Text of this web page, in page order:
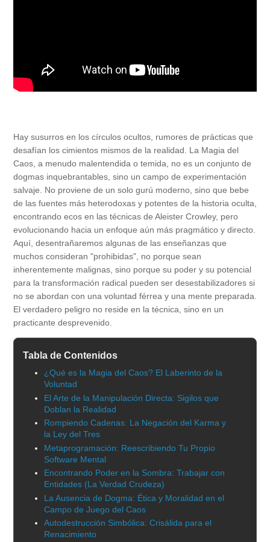
Hay susurros en los círculos ocultos, rumores de prácticas que
desafían los cimientos mismos de la realidad. La Magia del
Caos, a menudo malentendida o temida, no es un conjunto de
dogmas inquebrantables, sino un campo de experimentación
salvaje. No proviene de un solo gurú moderno, sino que bebe
de las fuentes más heterodoxas y potentes de la historia oculta,
encontrando ecos en las técnicas de Aleister Crowley, pero
evolucionando hacia un enfoque aún más pragmático y directo.
Aquí, desentrañaremos algunas de las enseñanzas que
muchos consideran "prohibidas", no porque sean
inherentemente malignas, sino porque su poder y su potencial
para la transformación radical pueden ser desestabilizadores si
no se abordan con una voluntad férrea y una mente preparada.
El verdadero peligro no reside en la técnica, sino en un
practicante desprevenido.
Tabla de Contenidos
¿Qué es la Magia del Caos? El Laberinto de la
Voluntad
El Arte de la Manipulación Directa: Sigilos que
Doblan la Realidad
Rompiendo Cadenas: La Negación del Karma y
la Ley del Tres
Metaprogramación: Reescribiendo Tu Propio
Software Mental
Encontrando Poder en la Sombra: Trabajar con
Entidades (La Verdad Crudeza)
La Ausencia de Dogma: Ética y Moralidad en el
Campo de Juego del Caos
Autodestrucción Simbólica: Crisálida para el
Renacimiento